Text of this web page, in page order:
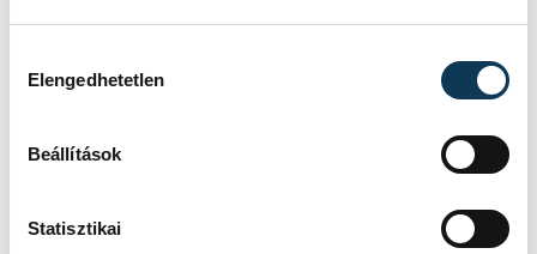
Elengedhetetlen
Beállítások
Statisztikai
Balogh D. 4, Kovács D. 5
T. 1 (1), Kathi 3, Török 2, Szücs
Kardos 3
Kiállítások